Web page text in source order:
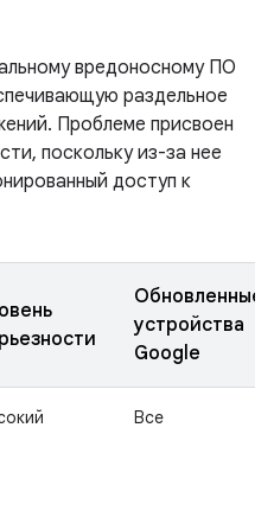
вредоносному ПО
раздельное
Проблеме присвоен
поскольку из-за нее
доступ к
Обновленные
устройства
Google
Все